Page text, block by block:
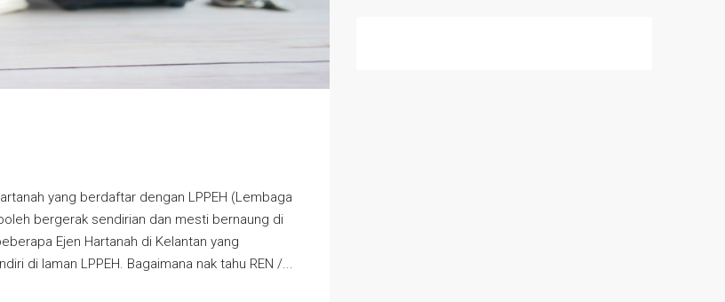
yang berdaftar dengan LPPEH (Lembaga
bergerak sendirian dan mesti bernaung di
Ejen Hartanah di Kelantan yang
di laman LPPEH. Bagaimana nak tahu REN /...